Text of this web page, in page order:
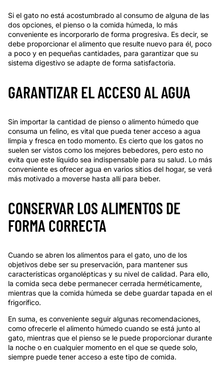
Si el gato no está acostumbrado al consumo de alguna de las
dos opciones, el pienso o la comida húmeda, lo más
conveniente es incorporarlo de forma progresiva. Es decir, se
debe proporcionar el alimento que resulte nuevo para él, poco
a poco y en pequeñas cantidades, para garantizar que su
sistema digestivo se adapte de forma satisfactoria.
GARANTIZAR EL ACCESO AL AGUA
Sin importar la cantidad de pienso o alimento húmedo que
consuma un felino, es vital que pueda tener acceso a agua
limpia y fresca en todo momento. Es cierto que los gatos no
suelen ser vistos como los mejores bebedores, pero esto no
evita que este líquido sea indispensable para su salud. Lo más
conveniente es ofrecer agua en varios sitios del hogar, se verá
más motivado a moverse hasta allí para beber.
CONSERVAR LOS ALIMENTOS DE
FORMA CORRECTA
Cuando se abren los alimentos para el gato, uno de los
objetivos debe ser su preservación, para mantener sus
características organolépticas y su nivel de calidad. Para ello,
la comida seca debe permanecer cerrada herméticamente,
mientras que la comida húmeda se debe guardar tapada en el
frigorífico.
En suma, es conveniente seguir algunas recomendaciones,
como ofrecerle el alimento húmedo cuando se está junto al
gato, mientras que el pienso se le puede proporcionar durante
la noche o en cualquier momento en el que se quede solo,
siempre puede tener acceso a este tipo de comida.